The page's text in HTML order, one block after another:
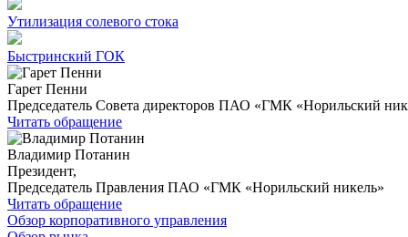
Утилизация солевого стока
Быстринский ГОК
Гарет Пенни
Председатель Совета директоров ПАО «ГМК «Норильский
Читать обращение
Владимир Потанин
Президент,
Председатель Правления ПАО «ГМК «Норильский никель»
Читать обращение
Обзор корпоративного управления